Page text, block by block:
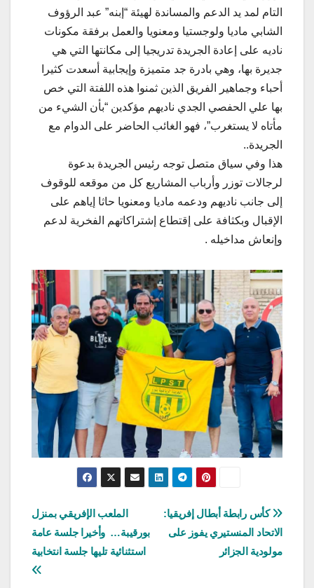
التام لمد يد الدعم والمساندة لهيئة “إبنه” عبد الرؤوف
الشابي ماديا ولوجستيا ومعنويا والعمل برفقة مكونات
ناديه على إعادة الجريدة تدريجيا إلى مكانتها التي هي
جديرة بها، وهي بادرة جد متميزة وإيجابية أسعدت كثيرا
أحباء وجماهير الفريق الذين ثمنوا هذه اللفتة التي خص
بها علي الحفصي الجدي ناديهم مؤكدين “بأن الشيء من
مأتاه لا يستغرب”، فهو الغائب الحاضر على الدوام مع
الجريدة..
هذا وفي سياق متصل توجه رئيس الجريدة بدعوة
لرجالات توزر وأرباب المشاريع كل من موقعه للوقوف
إلى جانب ناديهم ودعمه ماديا ومعنويا حاثا إياهم على
الإقبال وبكثافة على إقتطاع إشتراكاتهم الفخرية لدعم
وإنعاش مداخيله .
تصفّح
المقالات
الملعب الإفريقي بمنزل
بورقيبة… وأخيرا جلسة عامة
استثنائية تليها جلسة انتخابية
كأس رابطة أبطال إفريقيا:
الاتحاد المنستيري يفوز على
مولودية الجزائر